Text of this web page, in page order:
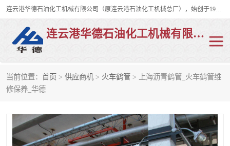
连云港华德石油化工机械有限公司（原连云港石油化工机械总厂），始创于1982年，是从事码头船用流体装卸臂、陆用流体装卸臂（鹤管）、活动梯、钢构平台、定量装车系统等全系列流体装卸设备的设计、制造、销售以及服务的专业供应商。
连云港华德石油化工机械有限公司
当前位置： 首页 > 供应商机 > 火车鹤管 > 上海沥青鹤管_火车鹤管维
修保养_华德
陆用流体装卸臂
液氨鹤管 液氯鹤管
LNG鹤管 活动梯